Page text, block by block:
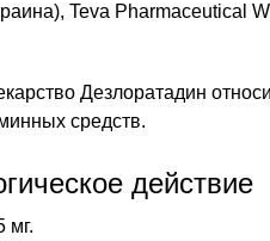
Teva Pharmaceutical
Дезлоратадин
средств.
действие
мг.